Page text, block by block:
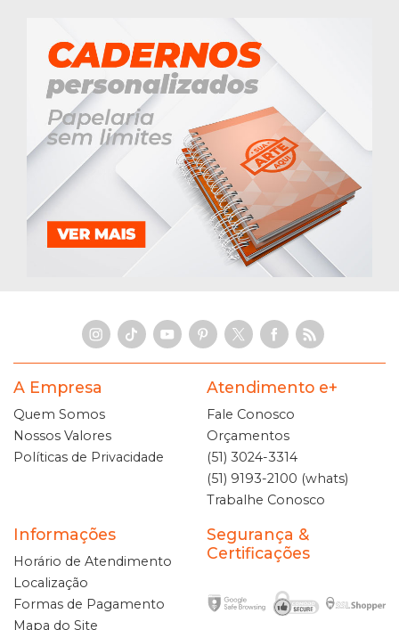
A Empresa
Quem Somos
Nossos Valores
Políticas de Privacidade
Atendimento e+
Fale Conosco
Orçamentos
(51) 3024-3314
(51) 9193-2100 (whats)
Trabalhe Conosco
Informações
Horário de Atendimento
Localização
Formas de Pagamento
Mapa do Site
Segurança &
Certificações